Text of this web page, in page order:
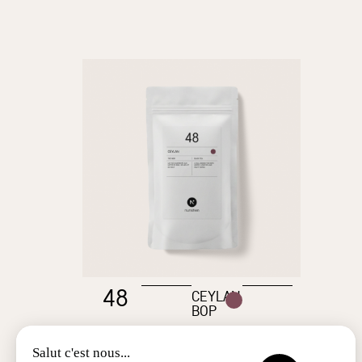
48 CEYLAN
BOP